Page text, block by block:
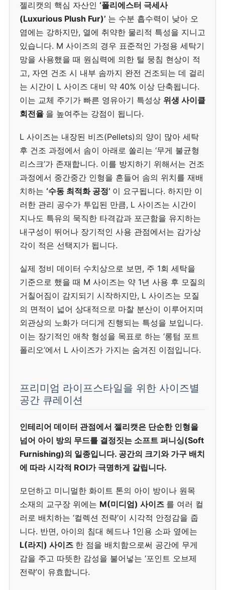
젤리캣의 핵심 자산인 ‘폴리에스터 극세사
(Luxurious Plush Fur)’ 는 수분 흡수력이 낮아 오
염에는 강하지만, 열에 취약한 물리적 특성을 지니고
있습니다. M 사이즈의 경우 표준적인 가정용 세탁기
망을 사용했을 때 원심력에 의한 털 뭉침 현상이 적
고, 자연 건조 시 내부 솜까지 완전 건조되는 데 걸리
는 시간이 L 사이즈 대비 약 40% 이상 단축됩니다.
이는 교체 주기가 빠른 영유아기 특성상 위생 사이클
회전율 을 높여주는 강점이 됩니다.
L 사이즈는 내장된 비즈(Pellets)의 양이 많아 세탁
후 건조 과정에서 솜이 아래로 쏠리는 ‘무게 불균형
리스크’가 존재합니다. 이를 방지하기 위해서는 건조
과정에서 중간중간 인형을 흔들어 솜의 위치를 재배
치하는 ‘수동 최적화 공정’ 이 요구됩니다. 하지만 이
러한 관리 공수가 투입된 만큼, L 사이즈는 시간이
지나도 특유의 묵직한 타격감과 포근함을 유지하는
내구성이 뛰어나 장기적인 사용 관점에서는 감가상
각이 적은 선택지가 됩니다.
실제 정비 데이터 수치상으로 보면, 주 1회 세탁을
기준으로 했을 때 M 사이즈는 약 1년 사용 후 모질의
거칠어짐이 감지되기 시작하지만, L 사이즈는 모질
의 면적이 넓어 상대적으로 마찰 분산이 이루어지며
외관상의 노화가 더디게 진행되는 특성을 보입니다.
이는 장기적인 애착 형성을 목표로 하는 ‘롱텀 포트
폴리오’에서 L 사이즈가 가지는 숨겨진 이점입니다.
프리미엄 라이프스타일을 위한 사이즈별
공간 큐레이션
인테리어 데이터 관점에서 젤리캣은 단순한 인형을
넘어 아이 방의 무드를 결정짓는 소프트 퍼니싱(Soft
Furnishing)의 일종입니다. 공간의 크기와 가구 배치
에 따라 시각적 ROI가 극명하게 갈립니다.
모던하고 미니멀한 화이트 톤의 아이 방이나 원목
소재의 교구장 위에는 M(미디엄) 사이즈 를 여러 컬
러로 배치하는 ‘컬렉션 전략’이 시각적 안정감을 줍
니다. 반면, 아이의 침대 헤드나 1인용 소파 옆에는
L(라지) 사이즈 한 점을 배치함으로써 공간에 무게
감을 주고 따뜻한 감성을 불어넣는 ‘포인트 오브제
전략’이 유효합니다.